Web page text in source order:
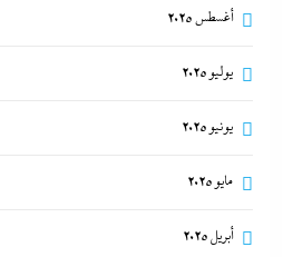
أغسطس 2025
يوليو 2025
يونيو 2025
مايو 2025
أبريل 2025